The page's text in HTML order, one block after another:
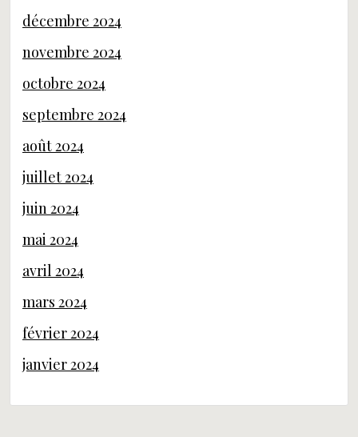
décembre 2024
novembre 2024
octobre 2024
septembre 2024
août 2024
juillet 2024
juin 2024
mai 2024
avril 2024
mars 2024
février 2024
janvier 2024